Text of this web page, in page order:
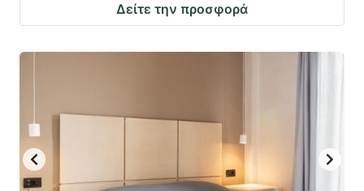
Δείτε την προσφορά